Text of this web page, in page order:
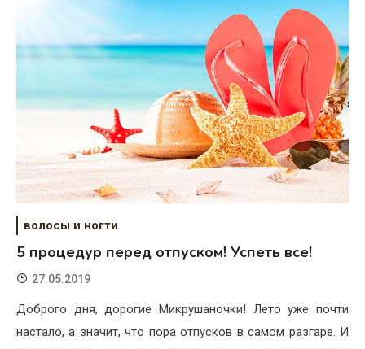
волосы и ногти
5 процедур перед отпуском! Успеть все!
27.05.2019
Доброго дня, дорогие Микрушаночки! Лето уже почти
настало, а значит, что пора отпусков в самом разгаре. И